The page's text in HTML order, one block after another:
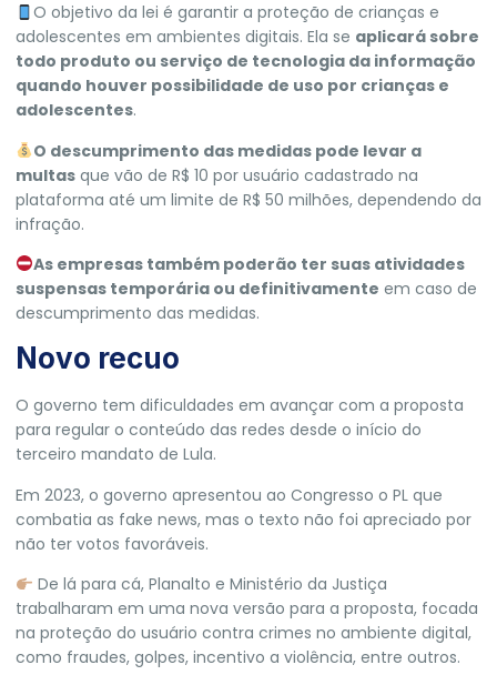
O objetivo da lei é garantir a proteção de crianças e
adolescentes em ambientes digitais. Ela se aplicará sobre
todo produto ou serviço de tecnologia da informação
quando houver possibilidade de uso por crianças e
adolescentes.
O descumprimento das medidas pode levar a
multas que vão de R$ 10 por usuário cadastrado na
plataforma até um limite de R$ 50 milhões, dependendo da
infração.
As empresas também poderão ter suas atividades
suspensas temporária ou definitivamente em caso de
descumprimento das medidas.
Novo recuo
O governo tem dificuldades em avançar com a proposta
para regular o conteúdo das redes desde o início do
terceiro mandato de Lula.
Em 2023, o governo apresentou ao Congresso o PL que
combatia as fake news, mas o texto não foi apreciado por
não ter votos favoráveis.
De lá para cá, Planalto e Ministério da Justiça
trabalharam em uma nova versão para a proposta, focada
na proteção do usuário contra crimes no ambiente digital,
como fraudes, golpes, incentivo a violência, entre outros.